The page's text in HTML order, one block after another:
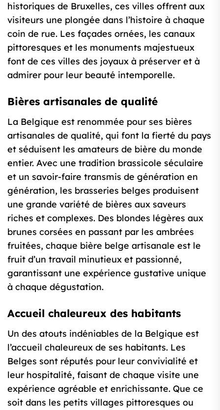
historiques de Bruxelles, ces villes offrent aux
visiteurs une plongée dans l’histoire à chaque
coin de rue. Les façades ornées, les canaux
pittoresques et les monuments majestueux
font de ces villes des joyaux à préserver et à
admirer pour leur beauté intemporelle.
Bières artisanales de qualité
La Belgique est renommée pour ses bières
artisanales de qualité, qui font la fierté du pays
et séduisent les amateurs de bière du monde
entier. Avec une tradition brassicole séculaire
et un savoir-faire transmis de génération en
génération, les brasseries belges produisent
une grande variété de bières aux saveurs
riches et complexes. Des blondes légères aux
brunes corsées en passant par les ambrées
fruitées, chaque bière belge artisanale est le
fruit d’un travail minutieux et passionné,
garantissant une expérience gustative unique
à chaque dégustation.
Accueil chaleureux des habitants
Un des atouts indéniables de la Belgique est
l’accueil chaleureux de ses habitants. Les
Belges sont réputés pour leur convivialité et
leur hospitalité, faisant de chaque visite une
expérience agréable et enrichissante. Que ce
soit dans les petits villages pittoresques ou